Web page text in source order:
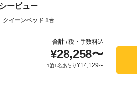
ービュー
クイーンベッド 1台
合計/税・手数料込
¥28,258〜
1泊1名あたり¥14,129〜